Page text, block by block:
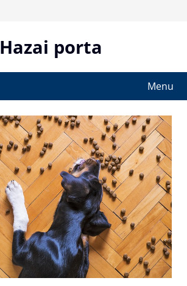
Hazai porta
Menu